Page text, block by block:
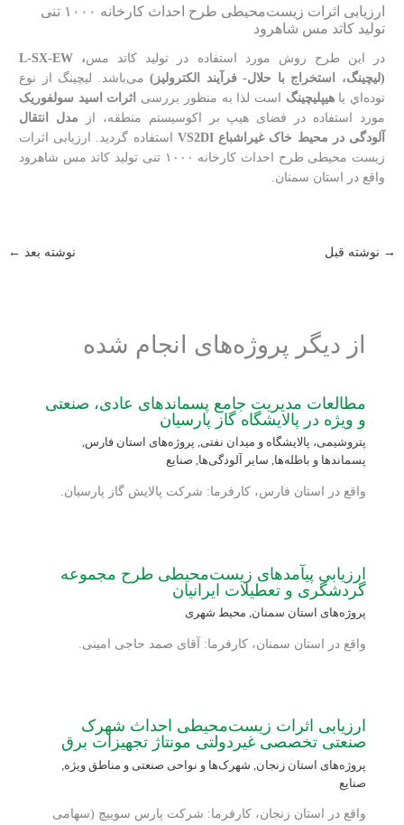
ارزیابی اثرات زیست‌محیطی طرح احداث کارخانه ۱۰۰۰ تنی
تولید کاتد مس شاهرود
در این طرح روش مورد استفاده در تولید کاتد مس، L-SX-EW
(لیچینگ، استخراج با حلال- فرآیند الکترولیز)می‌باشد. لیچینگ از نوع
توده‌اي یاهیپلیچینگ است لذا به منظور بررسی
اثرات اسید سولفوریک
مورد استفاده در فضای هیپ بر اکوسیستم منطقه، از مدل انتقال
آلودگی در محیط خاک غیراشباع VS2DI
استفاده گردید. ارزیابی اثرات
زیست محیطی طرح احداث کارخانه ۱۰۰۰ تنی تولید کاتد مس شاهرود
واقع در استان سمنان.
→ نوشته قبل نوشته بعد ←
از دیگر پروژه‌های انجام شده
مطالعات مدیریت جامع پسماندهای عادی، صنعتی
و ویژه در پالایشگاه گاز پارسیان
پتروشیمی، پالایشگاه و میدان نفتی, پروژه‌های استان فارس,
پسماندها و باطله‌ها, سایر آلودگی‌ها, صنایع
واقع در استان فارس، کارفرما: شرکت پالایش گاز پارسیان.
ارزیابی پیآمدهای زیست‌محیطی طرح مجموعه
گردشگری و تعطیلات ایرانیان
پروژه‌های استان سمنان, محیط شهری
واقع در استان سمنان، کارفرما: آقای صمد حاجی امینی.
ارزیابی اثرات زیست‌محیطی احداث شهرک
صنعتی تخصصی غیردولتی مونتاژ تجهیزات برق
پروژه‌های استان زنجان شهرک‌ها و نواحی صنعتی و مناطق ویژه
صنایع
واقع در استان زنجان، کارفرما: شرکت پارس سوییچ (سهامی